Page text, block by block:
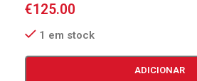
€125.00
1 em stock
ADICIONAR